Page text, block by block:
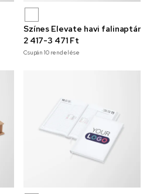
Színes Elevate havi falinaptár
2 417-3 471 Ft
Csupán10rendelése